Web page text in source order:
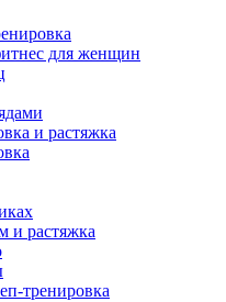
для женщин
и растяжка
и растяжка
тренировка